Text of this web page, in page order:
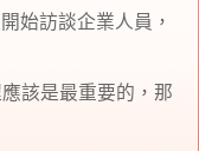
始訪談企業人員，
該是最重要的，那